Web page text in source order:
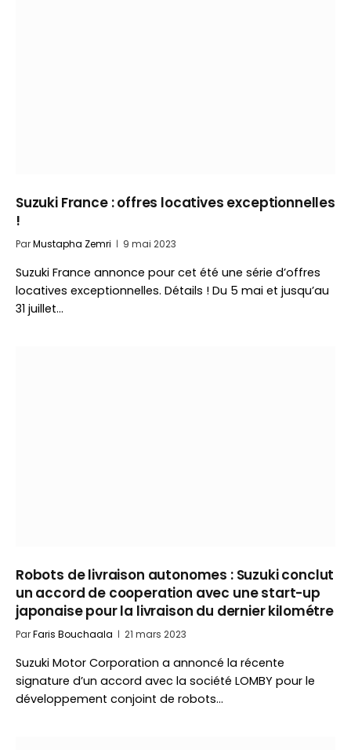
Suzuki France : offres locatives exceptionnelles
!
ParMustapha Zemri 9 mai 2023
Suzuki France annonce pour cet été une série d’offres
locatives exceptionnelles. Détails ! Du 5 mai et jusqu’au
31 juillet…
Robots de livraison autonomes : Suzuki conclut
un accord de cooperation avec une start-up
japonaise pour la livraison du dernier kilométre
ParFaris Bouchaala 21 mars 2023
Suzuki Motor Corporation a annoncé la récente
signature d’un accord avec la société LOMBY pour le
développement conjoint de robots…